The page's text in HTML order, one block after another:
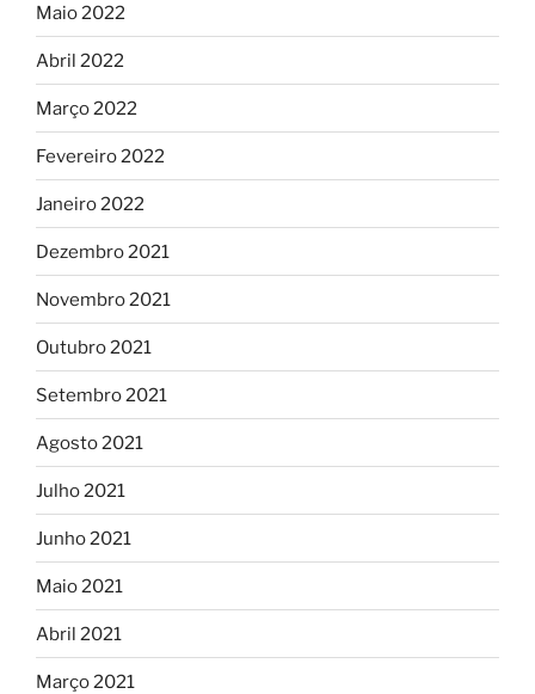
Maio 2022
Abril 2022
Março 2022
Fevereiro 2022
Janeiro 2022
Dezembro 2021
Novembro 2021
Outubro 2021
Setembro 2021
Agosto 2021
Julho 2021
Junho 2021
Maio 2021
Abril 2021
Março 2021